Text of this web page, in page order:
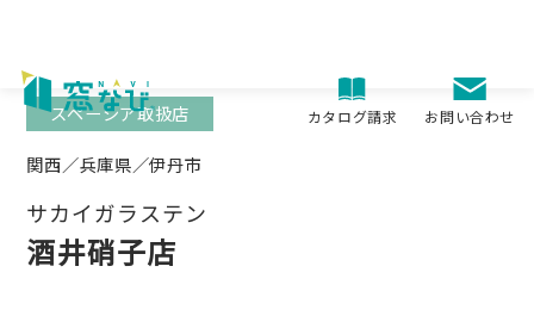
content
カタログ請求 お問い合わせ
関西／兵庫県／伊丹市
サカイガラステン
酒井硝子店
スペーシア取扱店